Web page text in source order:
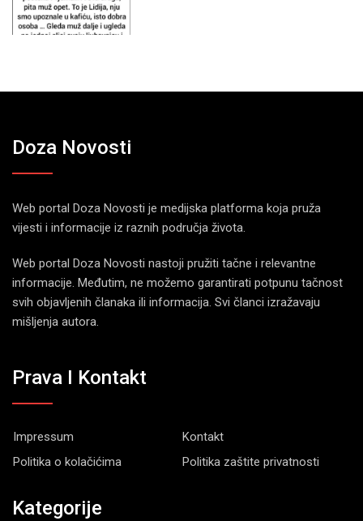
Doza Novosti
Web portal Doza Novosti je medijska platforma koja pruža
vijesti i informacije iz raznih područja života.
Web portal Doza Novosti nastoji pružiti tačne i relevantne
informacije. Međutim, ne možemo garantirati potpunu tačnost
svih objavljenih članaka ili informacija. Svi članci izražavaju
mišljenja autora.
Prava I Kontakt
Impressum
Kontakt
Politika o kolačićima
Politika zaštite privatnosti
Kategorije